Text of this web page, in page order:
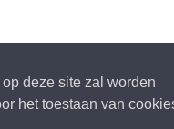
deze site zal worden
het toestaan van